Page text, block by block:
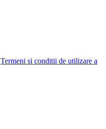
Termeni si conditii de utilizare a